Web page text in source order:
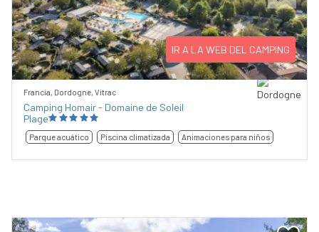
Previous Next
IR A LA WEB DEL CAMPING
Francia, Dordogne, Vitrac
Camping Homair - Domaine de Soleil
Plage
Parque acuático Piscina climatizada Animaciones para niños